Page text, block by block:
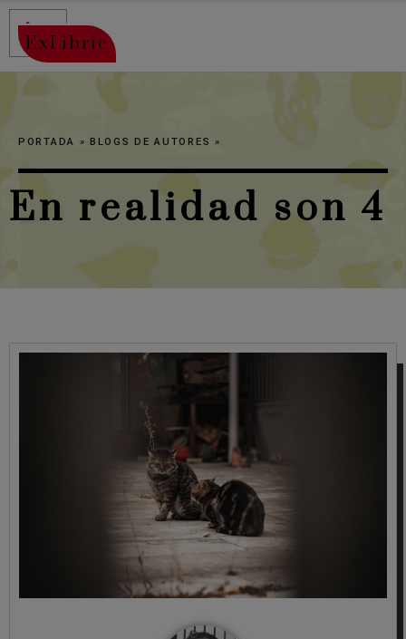
ExLibric
En realidad son 4
PORTADA »BLOGS DE AUTORES »